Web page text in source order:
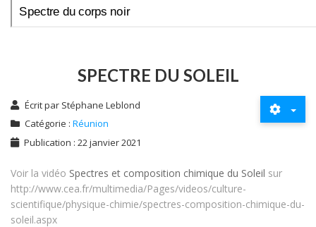
SPECTRE DU SOLEIL
Écrit par Stéphane Leblond
Catégorie : Réunion
Publication : 22 janvier 2021
Voir la vidéo Spectres et composition chimique du Soleil sur
http://www.cea.fr/multimedia/Pages/videos/culture-
scientifique/physique-chimie/spectres-composition-chimique-du-
soleil.aspx